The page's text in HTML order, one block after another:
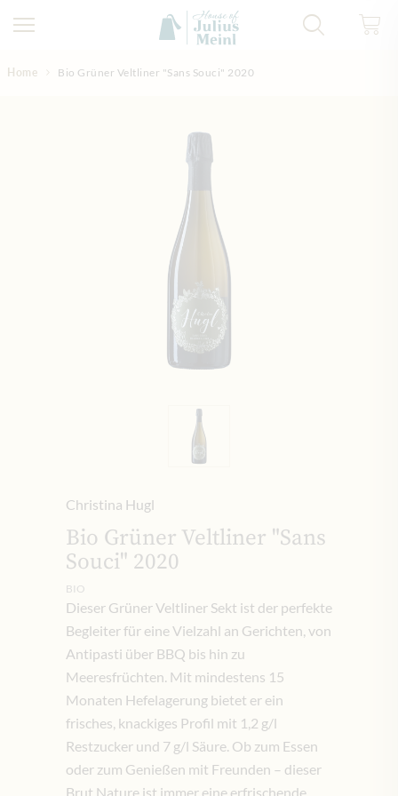
Home Bio Grüner Veltliner "Sans Souci" 2020
Christina Hugl
Bio Grüner Veltliner "Sans
Souci" 2020
BIO
Dieser Grüner Veltliner Sekt ist der perfekte
Begleiter für eine Vielzahl an Gerichten, von
Antipasti über BBQ bis hin zu
Meeresfrüchten. Mit mindestens 15
Monaten Hefelagerung bietet er ein
frisches, knackiges Profil mit 1,2 g/l
Restzucker und 7 g/l Säure. Ob zum Essen
oder zum Genießen mit Freunden – dieser
Brut Nature ist immer eine erfrischende